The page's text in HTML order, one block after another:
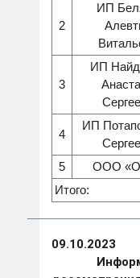
2
ИП
3
ИП
4
ИП
5 ООО
Итого:
09.10.2023